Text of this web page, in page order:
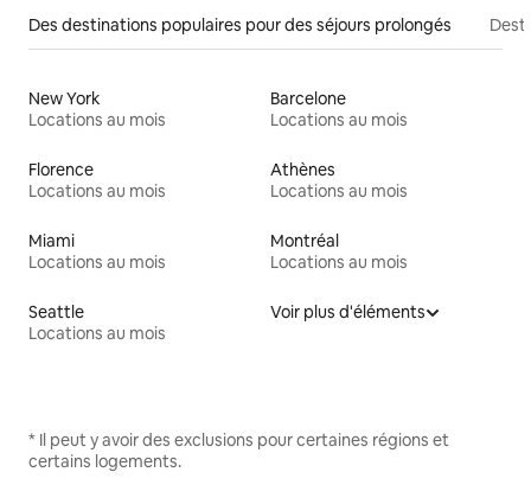
Des destinations populaires pour des séjours prolongés
New York
Locations au mois
Barcelone
Locations au mois
Florence
Locations au mois
Athènes
Locations au mois
Miami
Locations au mois
Montréal
Locations au mois
Seattle
Locations au mois
Voir plus d'éléments
* Il peut y avoir des exclusions pour certaines régions et
certains logements.